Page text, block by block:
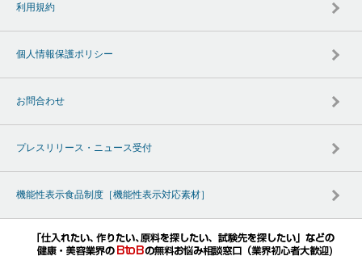
利用規約
個人情報保護ポリシー
お問合わせ
プレスリリース・ニュース受付
機能性表示食品制度［機能性表示対応素材］